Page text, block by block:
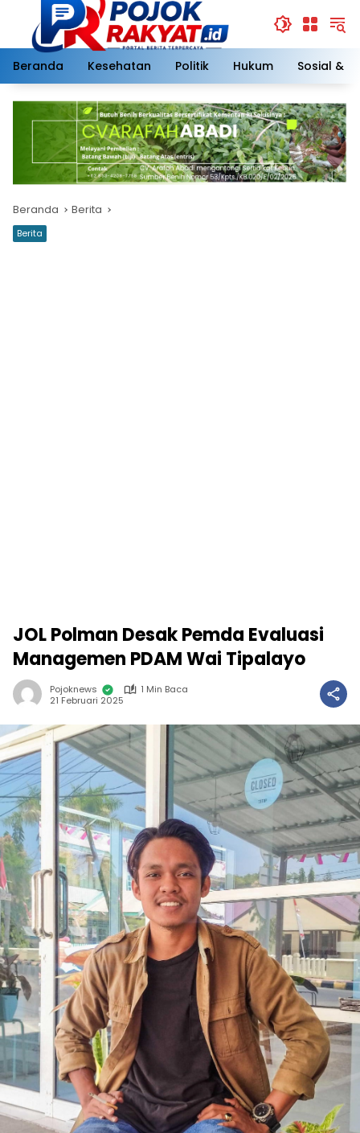
Langsung
konten
Beranda
Kesehatan Politik Hukum Sosial &
Beranda Berita
Berita
JOL Polman Desak Pemda Evaluasi
Managemen PDAM Wai Tipalayo
Pojoknews
1 Min Baca
21 Februari 2025